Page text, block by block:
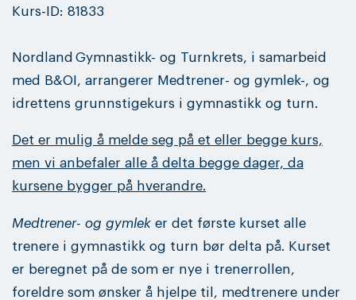
Kurs-ID: 81833
Nordland Gymnastikk- og Turnkrets, i samarbeid
med B&OI, arrangerer Medtrener- og gymlek-, og
idrettens grunnstigekurs i gymnastikk og turn.
Det er mulig å melde seg på et eller begge kurs,
men vi anbefaler alle å delta begge dager, da
kursene bygger på hverandre.
Medtrener- og gymlek er det første kurset alle
trenere i gymnastikk og turn bør delta på. Kurset
er beregnet på de som er nye i trenerrollen,
foreldre som ønsker å hjelpe til, medtrenere under